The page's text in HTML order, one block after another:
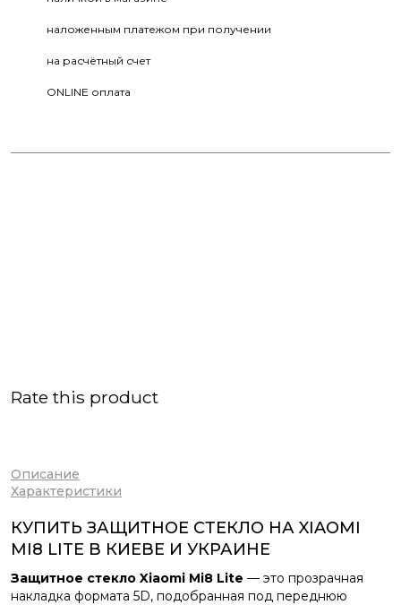
наложенным платежом при получении
на расчётный счет
ONLINE оплата
Rate this product
Описание
Характеристики
КУПИТЬ ЗАЩИТНОЕ СТЕКЛО НА XIAOMI
MI8 LITE В КИЕВЕ И УКРАИНЕ
Защитное стекло Xiaomi Mi8 Lite — это прозрачная
накладка формата 5D, подобранная под переднюю